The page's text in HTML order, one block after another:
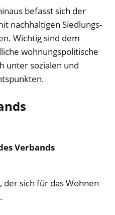
befasst sich der
nachhaltigen Siedlungs-
Wichtig sind dem
wohnungspolitische
unter sozialen und
Verbands
der sich für das Wohnen